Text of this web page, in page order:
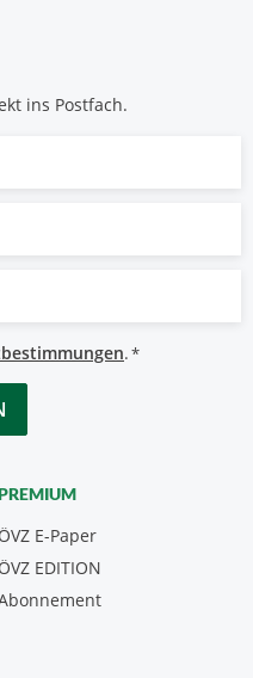
ins Postfach.
.*
ÖVZ E-Paper
ÖVZ EDITION